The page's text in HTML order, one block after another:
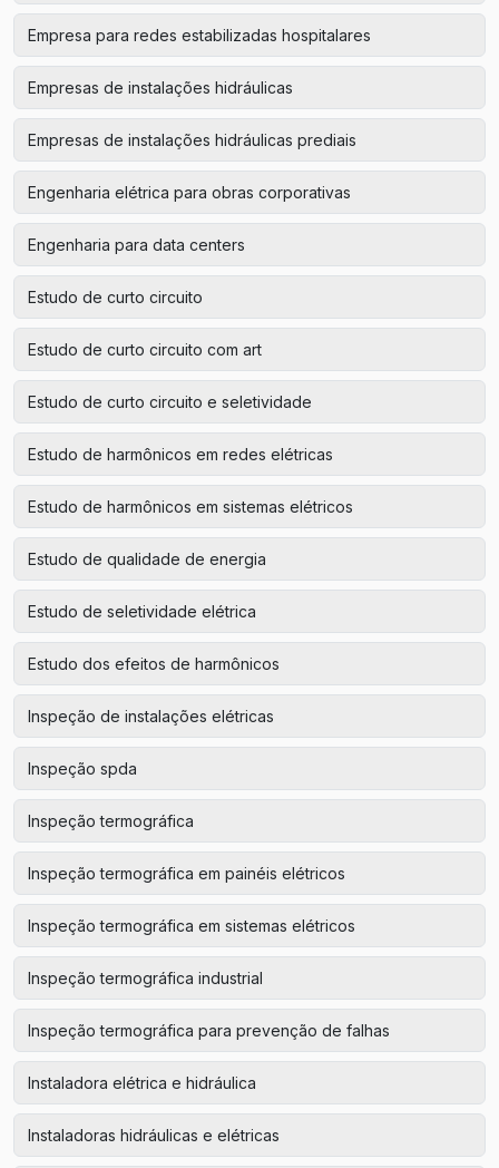
Empresa para redes estabilizadas hospitalares
Empresas de instalações hidráulicas
Empresas de instalações hidráulicas prediais
Engenharia elétrica para obras corporativas
Engenharia para data centers
Estudo de curto circuito
Estudo de curto circuito com art
Estudo de curto circuito e seletividade
Estudo de harmônicos em redes elétricas
Estudo de harmônicos em sistemas elétricos
Estudo de qualidade de energia
Estudo de seletividade elétrica
Estudo dos efeitos de harmônicos
Inspeção de instalações elétricas
Inspeção spda
Inspeção termográfica
Inspeção termográfica em painéis elétricos
Inspeção termográfica em sistemas elétricos
Inspeção termográfica industrial
Inspeção termográfica para prevenção de falhas
Instaladora elétrica e hidráulica
Instaladoras hidráulicas e elétricas